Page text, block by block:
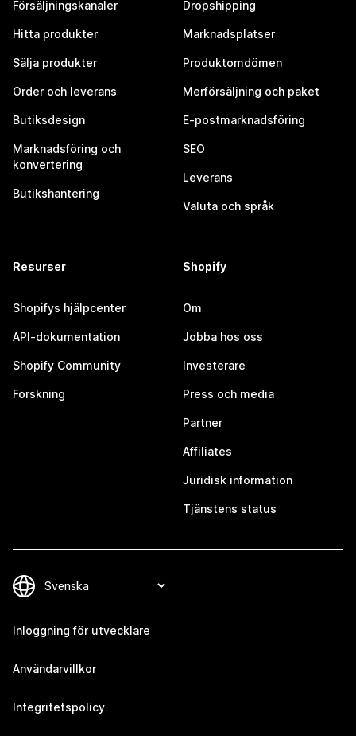
Försäljningskanaler
Hitta produkter
Sälja produkter
Order och leverans
Butiksdesign
Marknadsföring och
konvertering
Butikshantering
Dropshipping
Marknadsplatser
Produktomdömen
Merförsäljning och paket
E-postmarknadsföring
SEO
Leverans
Valuta och språk
Resurser
Shopifys hjälpcenter
API-dokumentation
Shopify Community
Forskning
Shopify
Om
Jobba hos oss
Investerare
Press och media
Partner
Affiliates
Juridisk information
Tjänstens status
Inloggning för utvecklare
Användarvillkor
Integritetspolicy